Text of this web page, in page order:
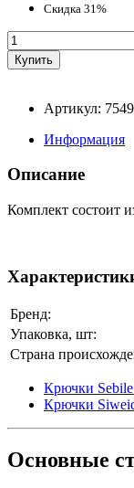
Скидка 31%
Артикул:
Информация
Описание
Комплект состоит
Бренд:
Упаковка, шт:
Страна
Крючки Sebile
Крючки
Основные